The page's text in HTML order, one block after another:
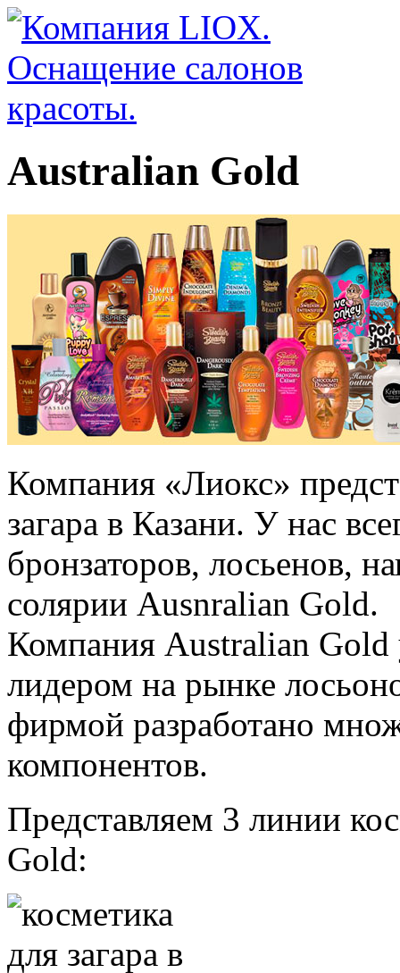
Australian Gold
Компания «Лиокс»
загара в Казани. У нас
бронзаторов, лосьенов,
солярии Ausnralian Gold.
Компания Australian Gold
лидером на рынке
фирмой разработано
компонентов.
Представляем 3 линии
Gold: